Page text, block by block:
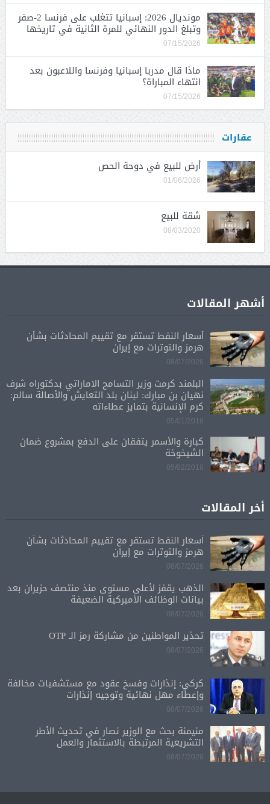
مونديال 2026: إسبانيا تتغلب على فرنسا 2-صفر
وتبلغ الدور النهائي للمرة الثانية في تاريخها
07/15/2026
ماذا قال مدربا إسبانيا وفرنسا واللاعبون بعد
انتهاء المباراة؟
07/15/2026
عقارات
أرض للبيع في دوحة الحص
01/06/2026
شقة للبيع
08/03/2020
أشهر المقالات
أسعار النفط تستقر مع تقييم المحادثات بشأن
هرمز والتوترات مع إيران
08/07/2026
البلمند كرمت وزير التسامح الاماراتي بدكتوراه شرف
نهيان بن مبارك: لبنان بلد التعايش والأصالة سالم:
كرم الإنسانية بتمايز عطاءاته
05/01/2018
كبارة والأسمر يتفقان على الدفع بمشروع ضمان
الشيخوخة
05/02/2018
أخر المقالات
أسعار النفط تستقر مع تقييم المحادثات بشأن
هرمز والتوترات مع إيران
08/07/2026
الذهب يقفز لأعلى مستوى منذ منتصف حزيران بعد
بيانات الوظائف الأميركية الضعيفة
08/07/2026
تحذير المواطنين من مشاركة رمز الـ OTP
08/07/2026
كركي: إنذارات وفسخ عقود مع مستشفيات مخالفة
وإعطاء مهل نهائية وتوجيه إنذارات
08/07/2026
منيمنة بحث مع الوزير نصار في تحديث الأطر
التشريعية المرتبطة بالاستثمار والعمل
08/07/2026